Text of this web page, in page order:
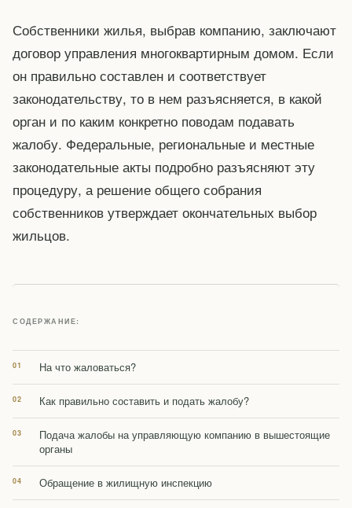
Собственники жилья, выбрав компанию, заключают
договор управления многоквартирным домом. Если
он правильно составлен и соответствует
законодательству, то в нем разъясняется, в какой
орган и по каким конкретно поводам подавать
жалобу. Федеральные, региональные и местные
законодательные акты подробно разъясняют эту
процедуру, а решение общего собрания
собственников утверждает окончательных выбор
жильцов.
СОДЕРЖАНИЕ:
На что жаловаться?
Как правильно составить и подать жалобу?
Подача жалобы на управляющую компанию в вышестоящие
органы
Обращение в жилищную инспекцию